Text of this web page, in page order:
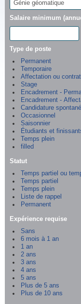
Salaire minimum
Type de poste
Permanent
Temporaire
Affectation ou contrat
Stage
Encadrement -
Encadrement -
Candidature
Occasionnel
Saisonnier
Étudiants et
Temps plein
filled
Statut
Temps partiel ou
Temps partiel
Temps plein
Liste de rappel
Permanent
Expérience requise
Sans
6 mois à 1 an
1 an
2 ans
3 ans
4 ans
5 ans
Plus de 5 ans
Plus de 10 ans